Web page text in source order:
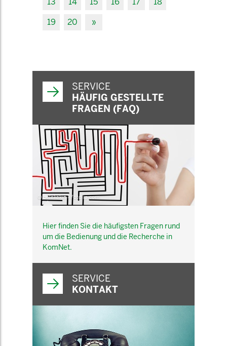
19
20 »
SERVICE
HÄUFIG GESTELLTE
FRAGEN (FAQ)
© belekekin - Fotolia.com
Hier finden Sie die häufigsten Fragen rund
um die Bedienung und die Recherche in
KomNet.
SERVICE
KONTAKT